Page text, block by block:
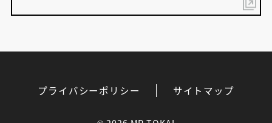
プライバシーポリシー サイトマップ